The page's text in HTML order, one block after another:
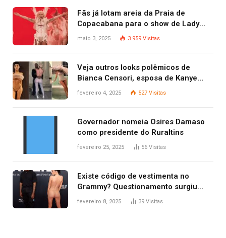
Fãs já lotam areia da Praia de
Copacabana para o show de Lady
Gaga
maio 3, 2025 3.959 Visitas
Veja outros looks polêmicos de
Bianca Censori, esposa de Kanye
West que apareceu nua no Grammy
fevereiro 4, 2025 527 Visitas
Governador nomeia Osires Damaso
como presidente do Ruraltins
fevereiro 25, 2025 56 Visitas
Existe código de vestimenta no
Grammy? Questionamento surgiu
após Bianca Censori, mulher de
fevereiro 8, 2025 39 Visitas